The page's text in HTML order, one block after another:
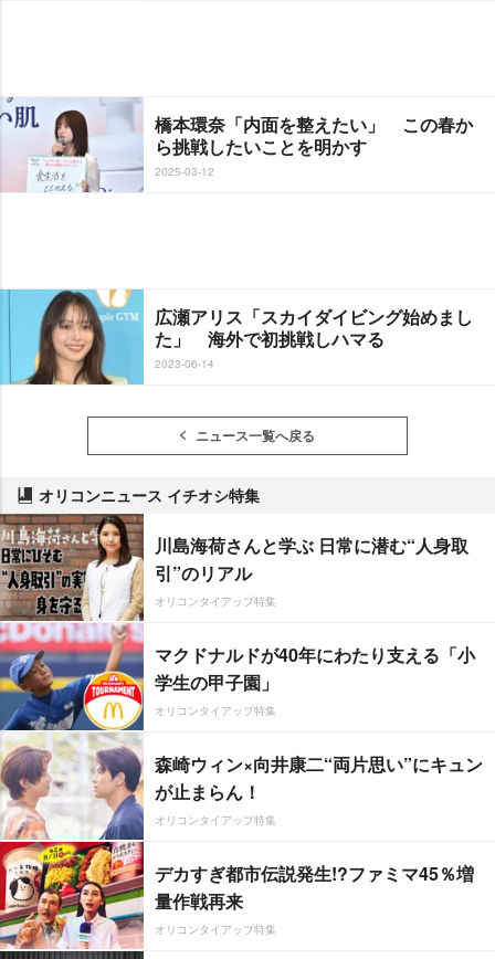
橋本環奈「内面を整えたい」 この春か
ら挑戦したいことを明かす
2025-03-12
広瀬アリス「スカイダイビング始めまし
た」 海外で初挑戦しハマる
2023-06-14
ニュース一覧へ戻る
オリコンニュース イチオシ特集
川島海荷さんと学ぶ 日常に潜む“人身取
引”のリアル
オリコンタイアップ特集
マクドナルドが40年にわたり支える「小
学生の甲子園」
オリコンタイアップ特集
森崎ウィン×向井康二“両片思い”にキュン
が止まらん！
オリコンタイアップ特集
デカすぎ都市伝説発生!?ファミマ45％増
量作戦再来
オリコンタイアップ特集